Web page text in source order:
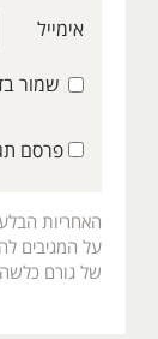
אימייל
שמור
פרסם
האחריות
על המגיבים
של גורם